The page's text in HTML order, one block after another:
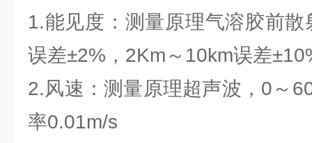
1.能见度：测量原理气溶胶前
误差±2%，2Km～10km误差
2.风速：测量原理超声波，0～
率0.01m/s